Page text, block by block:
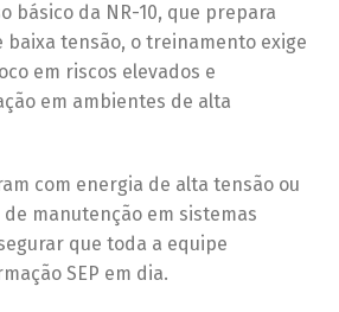
básico da NR-10, que prepara
baixa tensão, o treinamento exige
em riscos elevados e
em ambientes de alta
com energia de alta tensão ou
manutenção em sistemas
que toda a equipe
SEP em dia.